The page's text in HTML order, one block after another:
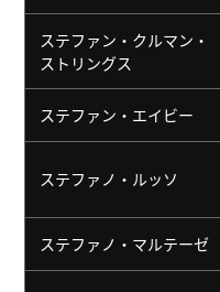
ステファン・クルマン・
ストリングス
ステファン・エイビー
ステファノ・ルッソ
ステファノ・マルテーゼ